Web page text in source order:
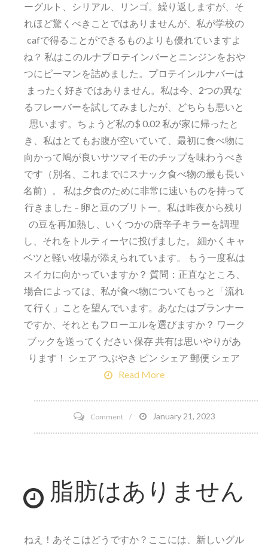
ーグルト、シリアル、リンゴ。繰り返しますが、そ
れほど驚くべきことではありませんが、私が学校の
cafで得ることができるものよりも優れていますよ
ね？ 私はこのルナプロテインバーとニンジンをおや
つにピーマンを詰めました。プロテインルナバーは
まったく好きではありません。私は今、2つの異な
るフレーバーを試してみましたが、どちらも悪いと
思います。ちょうど私の$ 0.02 私が家に帰ったと
き、私はとてもお腹が空いていて、最初に食べ物に
向かって鳩が良いサツマイモのチップを味わうべき
です（別名、これまでにスナック食べ物の最も長い
名前）。 私は夕食のために非常に速いものを持って
行きました – 卵と豆のブリトー。私は昨夜から残り
の豆を再加熱し、いくつかの唐辛子キラーを調理
し、それをトルティーヤに投げました。 細かくキャ
ベツと軽い牧場が添えられています。 もう一度私は
スイカに向かっていますか？ 質問：正直なところ、
場合によっては、私が食べ物についてもっと「流れ
て行く」ことを望んでいます。あなたはプランナー
ですか、それともフローエルを選びますか？ ワーク
ブックを送ってください 保存 共有は思いやりがあ
ります！ シェア つぶやき ピン シェア 郵便 シェア
Read More
Commenton
計
敗
January 21, 2023
脂肪はありません
ねえ！あそこはどうですか？ここには、新しいグル